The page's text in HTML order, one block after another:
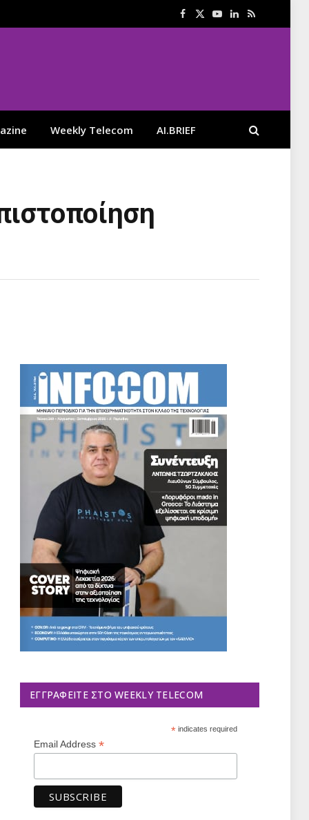
Facebook
X
YouTube
LinkedIn
RSS
Weekly Telecom AI.BRIEF
ΕΓΓΡΑΦΕΊΤΕ ΣΤΟ WEEKLY TELECOM
*indicates required
Email Address *